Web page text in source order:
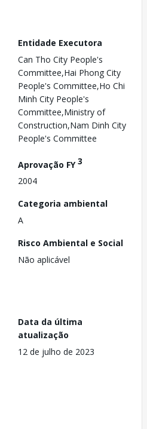
Entidade Executora
Can Tho City People's
Committee,Hai Phong City
People's Committee,Ho Chi
Minh City People's
Committee,Ministry of
Construction,Nam Dinh City
People's Committee
Aprovação FY3
2004
Categoria ambiental
A
Risco Ambiental e Social
Não aplicável
Data da última
atualização
12 de julho de 2023